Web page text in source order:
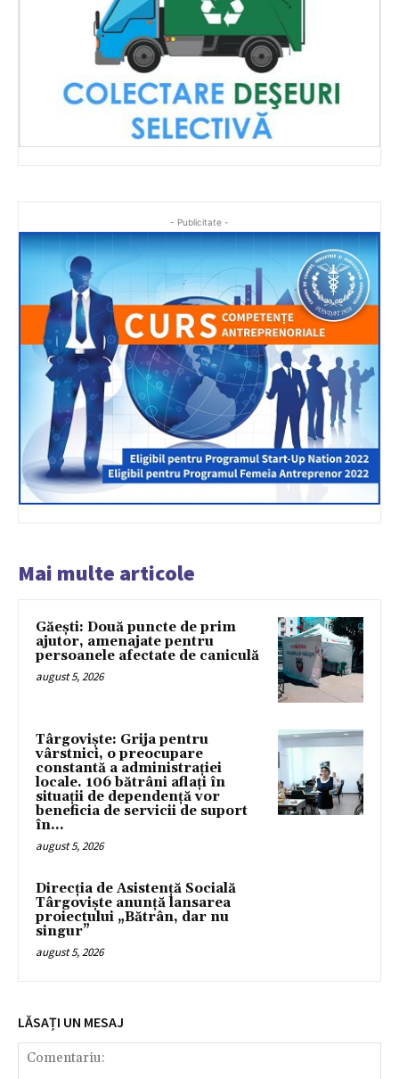
- Publicitate -
Mai multe articole
Găești: Două puncte de prim
ajutor, amenajate pentru
persoanele afectate de caniculă
august 5, 2026
Târgoviște: Grija pentru
vârstnici, o preocupare
constantă a administrației
locale. 106 bătrâni aflați în
situații de dependență vor
beneficia de servicii de suport
în...
august 5, 2026
Direcția de Asistență Socială
Târgoviște anunță lansarea
proiectului „Bătrân, dar nu
singur”
august 5, 2026
LĂSAȚI UN MESAJ